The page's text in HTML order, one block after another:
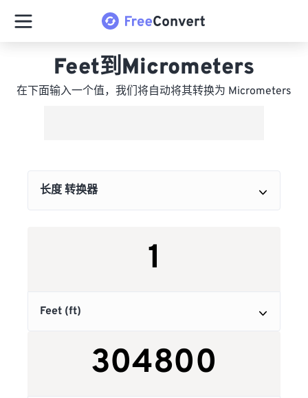
Feet到Micrometers
在下面输入一个值，我们将自动将其转换为 Micrometers